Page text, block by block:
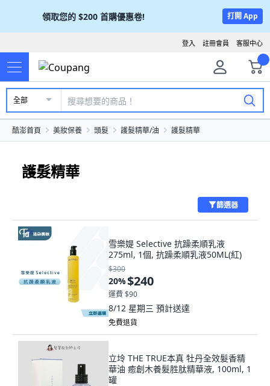
領取您的 $200 首購優惠卷! 打開 App
客服中心
註冊會員
登入
全部
酷澎首頁 美妝保養 頭髮 護髮精華/油 護髮精華
護髮精華
篩選器
雪樂媞 Selective 抗躁柔順乳液
275ml, 1個, 抗躁柔順乳液50ML(紅)
$300
20%$240
運費 $90
8/12 星期三 預計送達
免費退貨
立坽 THE TRUE本真 牡丹全效髮香精
華油 癒創木養髮胜肽精華液, 100ml, 1
罐